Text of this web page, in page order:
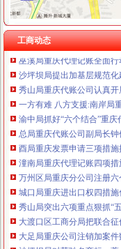
工商动态
渝中局重庆发票申请解放
綦江局、重庆分公司注册
重庆工商系统充分发扬团
巫溪局重庆代理记账全面行
沙坪坝局提出加基层规范
秀山局重庆代账公司认真开
一方有难 八方支援:南岸局
渝中局抓好“六个结合”重
总局重庆代账公司副局长
酉局重庆发票申请三项措施
潼南局重庆代理记账四项措
万州区局重庆分公司注册六
城口局重庆进出口权四措施
秀山局突出六项重点狠抓“
大渡口区工商分局把联合
大足局重庆公司注销加案件
沙坪坝局对获驰名商标、